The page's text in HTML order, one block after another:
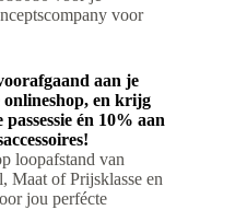
voor
aan je
onlineshop, en krijg
én 10% aan
loopafstand van
Maat of Prijsklasse en
jou perfécte